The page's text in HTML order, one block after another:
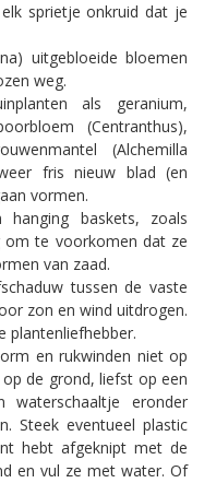
sprietje onkruid dat je
uitgebloeide bloemen
weg.
als geranium,
(Centranthus),
(Alchemilla
fris nieuw blad (en
vormen.
baskets, zoals
om te voorkomen dat ze
van zaad.
tussen de vaste
zon en wind uitdrogen.
plantenliefhebber.
en rukwinden niet op
de grond, liefst op een
eronder
Steek eventueel plastic
hebt afgeknipt met de
en vul ze met water. Of